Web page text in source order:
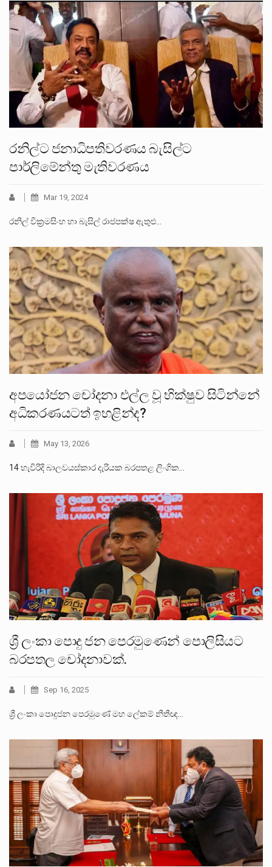
රනිල්ට ජනාධිපතිවරණය බැසිල්ට
පාර්ලිමේන්තු මැතිවරණය
Mar 19, 2024
රනිල් වික්‍රමසිංහ හා බැසිල් රාජපක්ෂ ඇතුළු…
අපයෝජන චෝදනා එල්ල වූ භික්ෂුව සිටින්නේ
අධිකරණයටත් ඉහළින්ද?
May 13, 2026
14 හැවිරිදි බාලවයස්කාර දැරියක බරපතළ ලිංගික…
ශ්‍රී ලංකා පොදු ජන පෙරමුණෙන් පොලිසියට
බරපතල චෝදනාවක්.
Sep 16, 2025
ශ්‍රී ලංකා පොදුජන පෙරමුණේ මහ ලේකම් නීතීඥ…